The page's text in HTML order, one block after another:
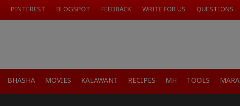
PINTEREST BLOGSPOT FEEDBACK WRITE FOR US QUESTIONS
BHASHA MOVIES KALAWANT RECIPES MH TOOLS